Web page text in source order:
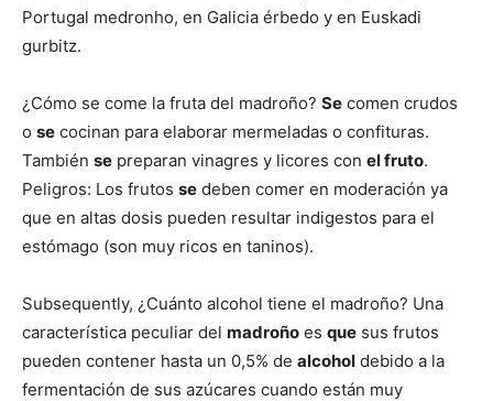
Portugal medronho, en Galicia érbedo y en Euskadi
gurbitz.
¿Cómo se come la fruta del madroño? Se comen crudos
o se cocinan para elaborar mermeladas o confituras.
También se preparan vinagres y licores con el fruto.
Peligros: Los frutos se deben comer en moderación ya
que en altas dosis pueden resultar indigestos para el
estómago (son muy ricos en taninos).
Subsequently, ¿Cuánto alcohol tiene el madroño? Una
característica peculiar del madroño es que sus frutos
pueden contener hasta un 0,5% de alcohol debido a la
fermentación de sus azúcares cuando están muy